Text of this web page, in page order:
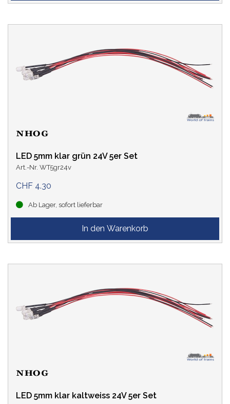
LED 5mm klar grün 24V 5er Set
Art.-Nr. WT5gr24v
CHF 4.30
Ab Lager, sofort lieferbar
LED 5mm klar kaltweiss 24V 5er Set